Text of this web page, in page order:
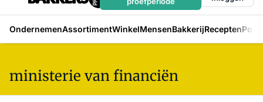
OndernemenAssortimentWinkelMensenBakkerijRecepten
ministerie van financiën